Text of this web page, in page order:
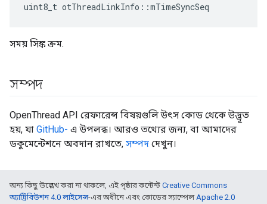
uint8_t otThreadLinkInfo ::mTimeSyncSeq
সময় সিঙ্ক ক্রম.
সম্পদ
OpenThread API রেফারেন্স বিষয়গুলি উৎস কোড থেকে উদ্ভূত
হয়, যা GitHub- এ উপলব্ধ। আরও তথ্যের জন্য, বা আমাদের
ডকুমেন্টেশনে অবদান রাখতে, সম্পদ দেখুন।
অন্য কিছু উল্লেখ করা না থাকলে, এই পৃষ্ঠার কন্টেন্ট Creative Commons
অ্যাট্রিবিউশন 4.0 লাইসেন্স-এর অধীনে এবং কোডের স্যাম্পেলApache 2.0